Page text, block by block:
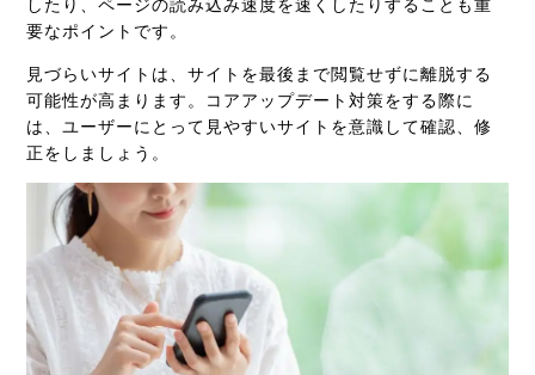
したり、ページの読み込み速度を速くしたりすることも重
要なポイントです。
見づらいサイトは、サイトを最後まで閲覧せずに離脱する
可能性が高まります。コアアップデート対策をする際に
は、ユーザーにとって見やすいサイトを意識して確認、修
正をしましょう。